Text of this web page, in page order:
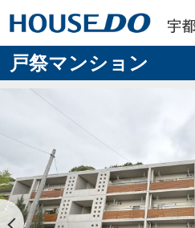
戸祭マンション